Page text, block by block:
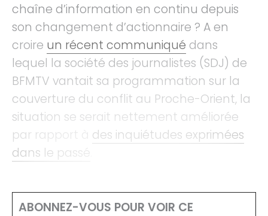
chaîne d’information en continu depuis
son changement d’actionnaire ? A en
croire un récent communiqué dans
lequel la société des journalistes (SDJ) de
BFMTV vantait sa programmation sur la
couverture du conflit au Proche-Orient, la
situation se serait nettement améliorée
par rapport à des inquiétudes exprimées
dans le passé
ABONNEZ-VOUS POUR VOIR CE